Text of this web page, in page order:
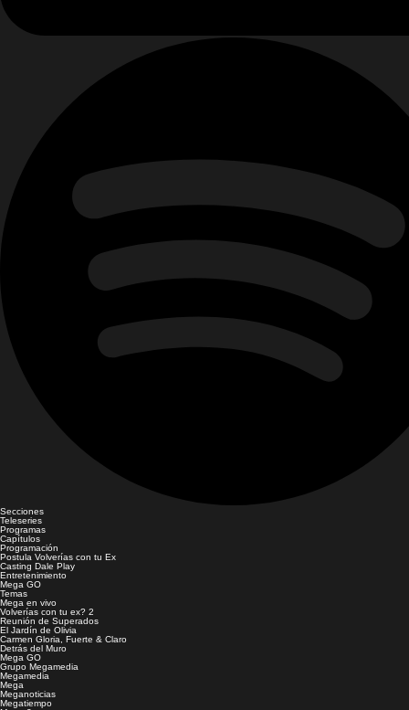
Secciones
Teleseries
Programas
Capítulos
Programación
Postula Volverías con tu Ex
Casting Dale Play
Entretenimiento
Mega GO
Temas
Mega en vivo
Volverías con tu ex? 2
Reunión de Superados
El Jardín de Olivia
Carmen Gloria, Fuerte & Claro
Detrás del Muro
Mega GO
Grupo Megamedia
Megamedia
Mega
Meganoticias
Megatiempo